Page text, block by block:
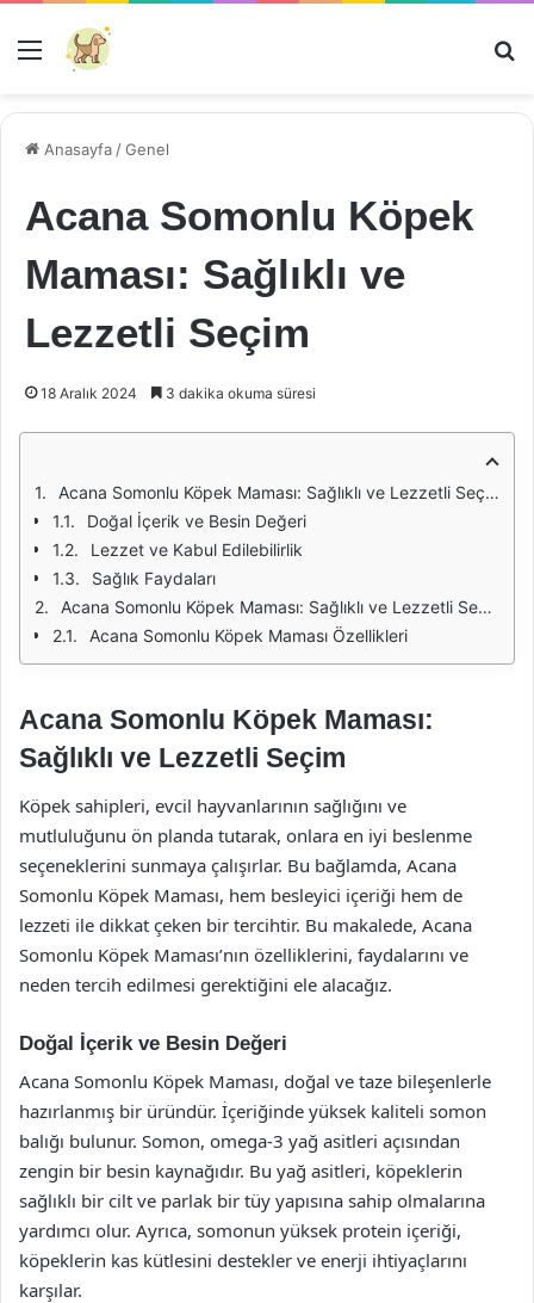
Menü
Anasayfa /Genel
Acana Somonlu Köpek
Maması: Sağlıklı ve
Lezzetli Seçim
18 Aralık 2024 3 dakika okuma süresi
Acana Somonlu Köpek Maması: Sağlıklı ve Lezzetli Seçim
Doğal İçerik ve Besin Değeri
Lezzet ve Kabul Edilebilirlik
Sağlık Faydaları
Acana Somonlu Köpek Maması: Sağlıklı ve Lezzetli Seçim
Acana Somonlu Köpek Maması Özellikleri
Acana Somonlu Köpek Maması:
Sağlıklı ve Lezzetli Seçim
Köpek sahipleri, evcil hayvanlarının sağlığını ve
mutluluğunu ön planda tutarak, onlara en iyi beslenme
seçeneklerini sunmaya çalışırlar. Bu bağlamda, Acana
Somonlu Köpek Maması, hem besleyici içeriği hem de
lezzeti ile dikkat çeken bir tercihtir. Bu makalede, Acana
Somonlu Köpek Maması’nın özelliklerini, faydalarını ve
neden tercih edilmesi gerektiğini ele alacağız.
Doğal İçerik ve Besin Değeri
Acana Somonlu Köpek Maması, doğal ve taze bileşenlerle
hazırlanmış bir üründür. İçeriğinde yüksek kaliteli somon
balığı bulunur. Somon, omega-3 yağ asitleri açısından
zengin bir besin kaynağıdır. Bu yağ asitleri, köpeklerin
sağlıklı bir cilt ve parlak bir tüy yapısına sahip olmalarına
yardımcı olur. Ayrıca, somonun yüksek protein içeriği,
köpeklerin kas kütlesini destekler ve enerji ihtiyaçlarını
karşılar.